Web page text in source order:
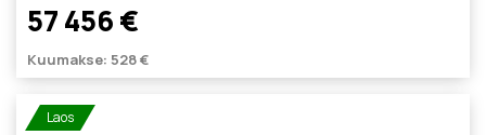
57 456 €
Kuumakse: 528 €
Laos